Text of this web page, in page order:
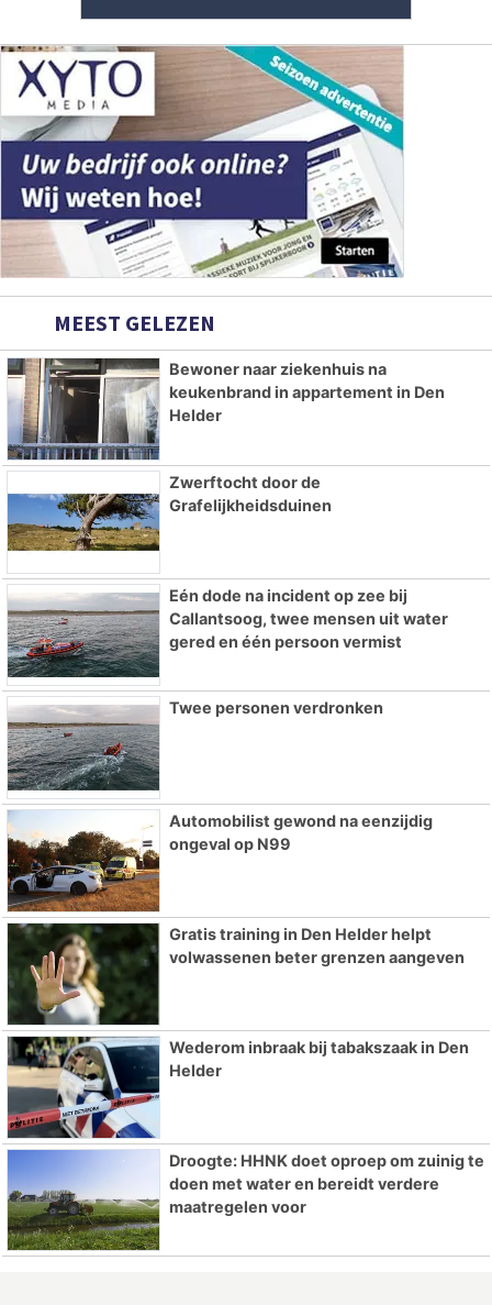
MEEST GELEZEN
Bewoner naar ziekenhuis na
keukenbrand in appartement in Den
Helder
Zwerftocht door de
Grafelijkheidsduinen
Eén dode na incident op zee bij
Callantsoog, twee mensen uit water
gered en één persoon vermist
Twee personen verdronken
Automobilist gewond na eenzijdig
ongeval op N99
Gratis training in Den Helder helpt
volwassenen beter grenzen aangeven
Wederom inbraak bij tabakszaak in Den
Helder
Droogte: HHNK doet oproep om zuinig te
doen met water en bereidt verdere
maatregelen voor